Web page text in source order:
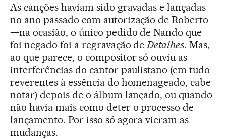
As canções haviam sido gravadas e lançadas
no ano passado com autorização de Roberto
—na ocasião, o único pedido de Nando que
foi negado foi a regravação de Detalhes. Mas,
ao que parece, o compositor só ouviu as
interferências do cantor paulistano (em tudo
reverentes à essência do homenageado, cabe
notar) depois de o álbum lançado, ou quando
não havia mais como deter o processo de
lançamento. Por isso só agora vieram as
mudanças.